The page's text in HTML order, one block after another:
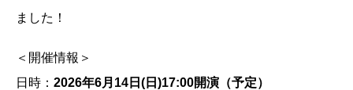
ました！
＜開催情報＞
日時： 2026年6月14日(日)17:00開演（予定）